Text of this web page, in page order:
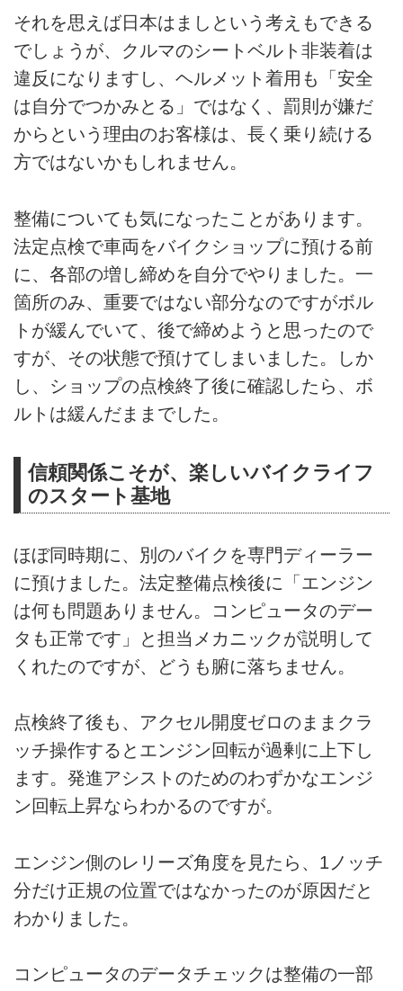
それを思えば日本はましという考えもできる
でしょうが、クルマのシートベルト非装着は
違反になりますし、ヘルメット着用も「安全
は自分でつかみとる」ではなく、罰則が嫌だ
からという理由のお客様は、長く乗り続ける
方ではないかもしれません。
整備についても気になったことがあります。
法定点検で車両をバイクショップに預ける前
に、各部の増し締めを自分でやりました。一
箇所のみ、重要ではない部分なのですがボル
トが緩んでいて、後で締めようと思ったので
すが、その状態で預けてしまいました。しか
し、ショップの点検終了後に確認したら、ボ
ルトは緩んだままでした。
信頼関係こそが、楽しいバイクライフ
のスタート基地
ほぼ同時期に、別のバイクを専門ディーラー
に預けました。法定整備点検後に「エンジン
は何も問題ありません。コンピュータのデー
タも正常です」と担当メカニックが説明して
くれたのですが、どうも腑に落ちません。
点検終了後も、アクセル開度ゼロのままクラ
ッチ操作するとエンジン回転が過剰に上下し
ます。発進アシストのためのわずかなエンジ
ン回転上昇ならわかるのですが。
エンジン側のレリーズ角度を見たら、1ノッチ
分だけ正規の位置ではなかったのが原因だと
わかりました。
コンピュータのデータチェックは整備の一部